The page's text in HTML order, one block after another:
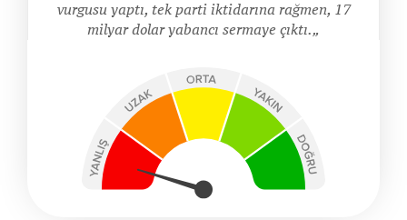
vurgusu yaptı, tek parti iktidarına rağmen, 17
milyar dolar yabancı sermaye çıktı.